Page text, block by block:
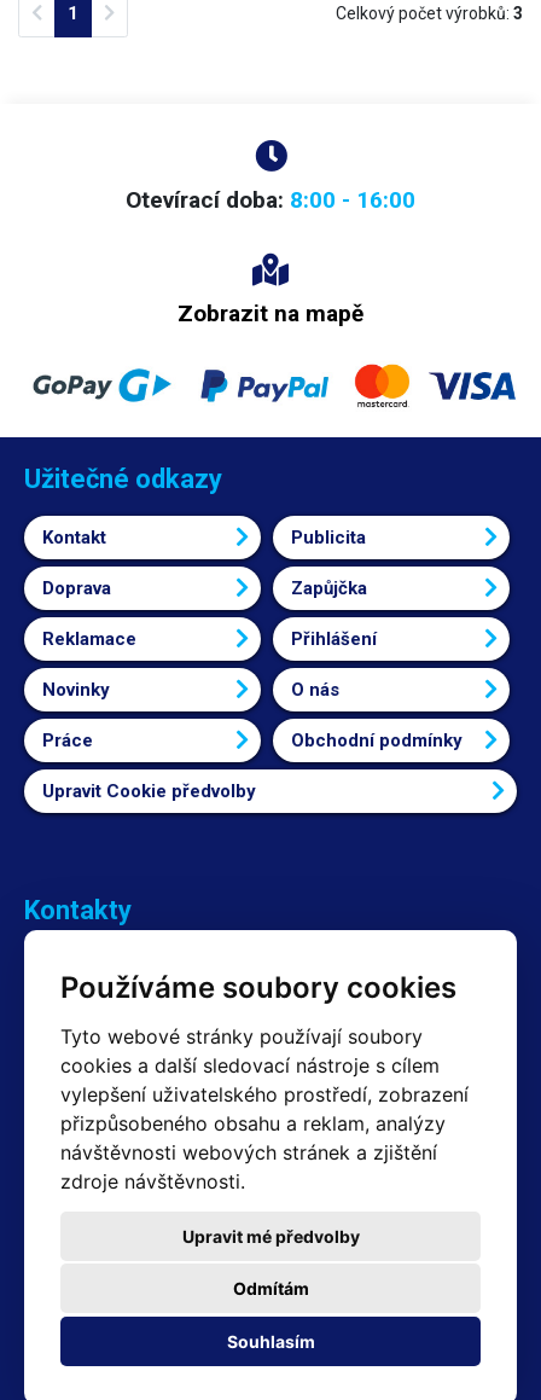
Používáme soubory cookies
Tyto webové stránky používají soubory
cookies a další sledovací nástroje s cílem
vylepšení uživatelského prostředí, zobrazení
přizpůsobeného obsahu a reklam, analýzy
návštěvnosti webových stránek a zjištění
zdroje návštěvnosti.
Souhlasím
Odmítám
Upravit mé předvolby
Previous
1 Celkový počet výrobků: 3
Otevírací doba: 8:00 - 16:00
Zobrazit na mapě
Užitečné odkazy
Kontakt Publicita
Doprava Zapůjčka
Reklamace Přihlášení
Novinky O nás
Práce Obchodní podmínky
Upravit Cookie předvolby
Kontakty
+420 603 357 606 +420 605 234 204
Fakturační a expediční oddělení
+420 605 259 759 (Po–Pá: 7:30 – 15:00)
Technické oddělení
+420 603 355 085 (Po–Pá: 8:00 – 16:00)
servis@hotair.cz
Platba jen v hotovosti
Adresa prodejny